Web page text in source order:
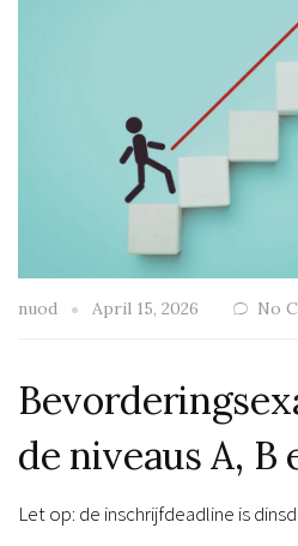
nuod April 15, 2026 No
de niveaus A, B
Let op: de inschrijfdeadline is